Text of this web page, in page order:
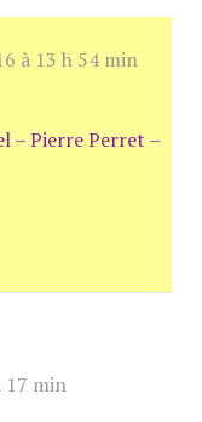
à 13 h 54 min
– Pierre Perret –
17 min